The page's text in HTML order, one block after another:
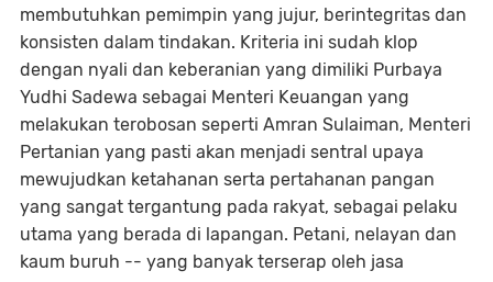
membutuhkan pemimpin yang jujur, berintegritas dan
konsisten dalam tindakan. Kriteria ini sudah klop
dengan nyali dan keberanian yang dimiliki Purbaya
Yudhi Sadewa sebagai Menteri Keuangan yang
melakukan terobosan seperti Amran Sulaiman, Menteri
Pertanian yang pasti akan menjadi sentral upaya
mewujudkan ketahanan serta pertahanan pangan
yang sangat tergantung pada rakyat, sebagai pelaku
utama yang berada di lapangan. Petani, nelayan dan
kaum buruh -- yang banyak terserap oleh jasa